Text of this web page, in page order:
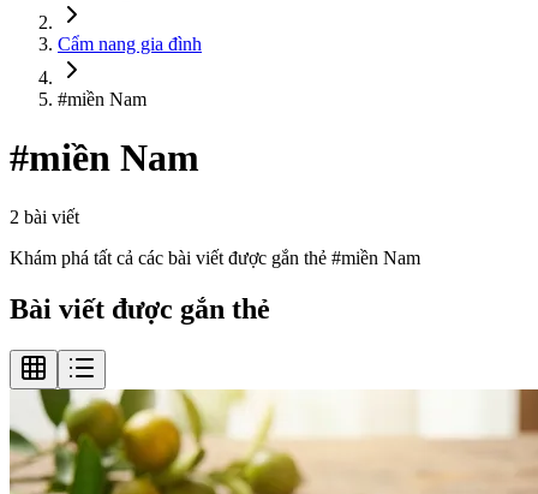
Cẩm nang gia đình
#miền Nam
#miền Nam
2 bài viết
Khám phá tất cả các bài viết được gắn thẻ #miền Nam
Bài viết được gắn thẻ